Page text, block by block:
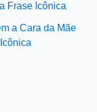
Frase Icônica
a Cara da Mãe